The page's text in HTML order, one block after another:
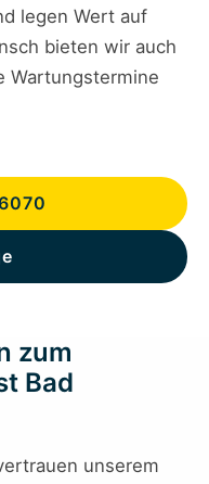
legen Wert auf
bieten wir auch
Wartungstermine
zum
Bad
unserem